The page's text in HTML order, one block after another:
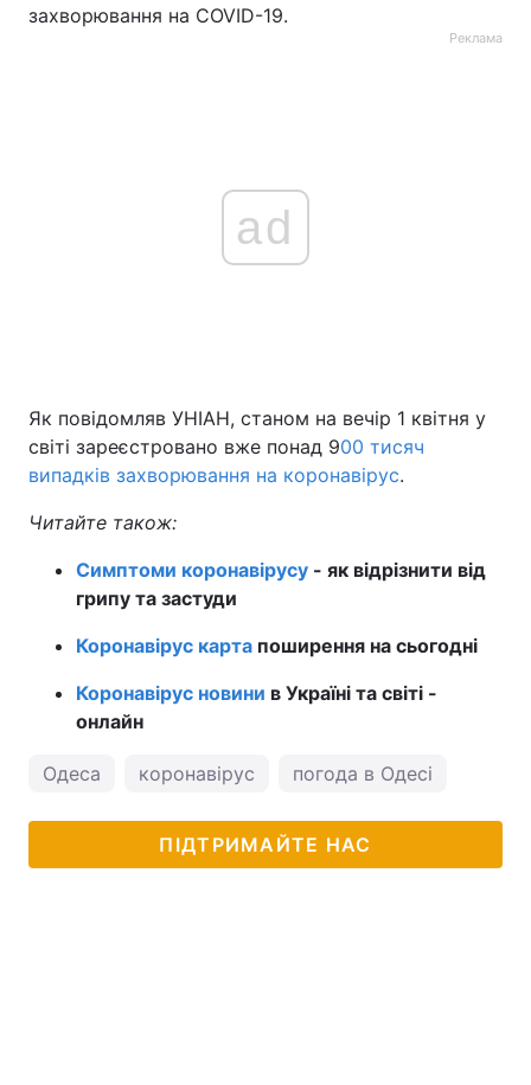
захворювання на COVID-19.
Реклама
ad
Як повідомляв УНІАН, станом на вечір 1 квітня у
світі зареєстровано вже понад 900 тисяч
випадків захворювання на коронавірус.
Читайте також:
Симптоми коронавірусу - як відрізнити від
грипу та застуди
Коронавірус карта поширення на сьогодні
Коронавірус новини в Україні та світі -
онлайн
Одеса коронавірус погода в Одесі
ПІДТРИМАЙТЕ НАС